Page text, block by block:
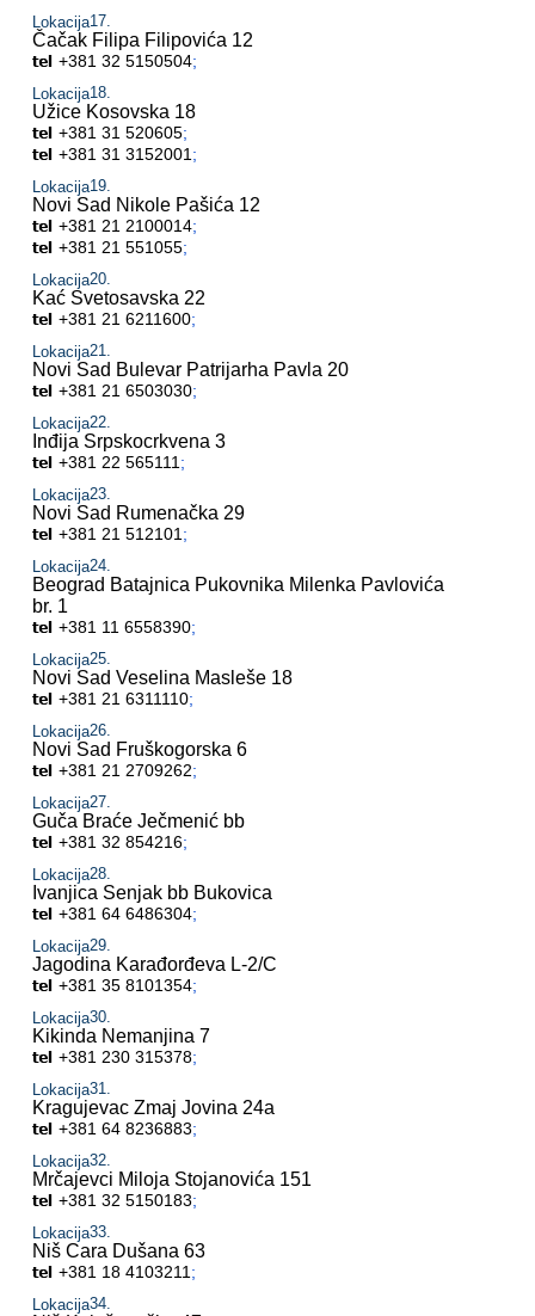
Lokacija
Čačak Filipa Filipovića 12
+381 32 5150504;
Lokacija
Užice Kosovska 18
+381 31 520605;
+381 31 3152001 ;
Lokacija
Novi Sad Nikole Pašića 12
+381 21 2100014;
+381 21 551055;
Lokacija
Kać Svetosavska 22
+381 21 6211600;
Lokacija
Novi Sad Bulevar Patrijarha Pavla 20
+381 21 6503030;
Lokacija
Inđija Srpskocrkvena 3
+381 22 565111 ;
Lokacija
Novi Sad Rumenačka 29
+381 21 512101 ;
Lokacija
Beograd Batajnica Pukovnika Milenka Pavlovića
br. 1
+381 11 6558390;
Lokacija
Novi SadVeselina Masleše 18
+381 21 6311110;
Lokacija
Novi Sad Fruškogorska 6
+381 21 2709262;
Lokacija
Guča Braće Ječmenić bb
+381 32 854216;
Lokacija
Ivanjica Senjak bb Bukovica
+381 64 6486304;
Lokacija
Jagodina Karađorđeva L-2/C
+381 35 8101354;
Lokacija
Kikinda Nemanjina 7
+381 230 315378;
Lokacija
KragujevacZmaj Jovina 24a
+381 64 8236883;
Lokacija
Mrčajevci Miloja Stojanovića 151
+381 32 5150183;
Lokacija
NišCara Dušana 63
+381 18 4103211 ;
Lokacija